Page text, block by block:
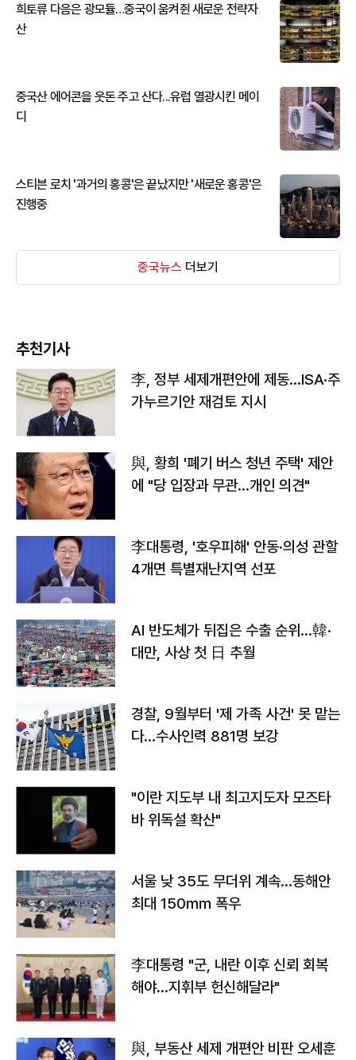
희토류 다음은 광모듈…중국이 움켜쥔 새로운 전략자
산
중국산 에어콘을 웃돈 주고 산다...유럽 열광시킨 메이
디
스티븐 로치 '과거의 홍콩'은 끝났지만 '새로운 홍콩'은
진행중
중국뉴스 더보기
추천기사
李, 정부 세제개편안에 제동…ISA·주
가누르기안 재검토 지시
與, 황희 '폐기 버스 청년 주택' 제안
에 "당 입장과 무관…개인 의견"
李대통령, '호우피해' 안동·의성 관할
4개면 특별재난지역 선포
AI 반도체가 뒤집은 수출 순위…韓·
대만, 사상 첫 日 추월
경찰, 9월부터 '제 가족 사건' 못 맡는
다…수사인력 881명 보강
"이란 지도부 내 최고지도자 모즈타
바 위독설 확산"
서울 낮 35도 무더위 계속…동해안
최대 150㎜ 폭우
李대통령 "군, 내란 이후 신뢰 회복
해야…지휘부 헌신해달라"
與, 부동산 세제 개편안 비판 오세훈